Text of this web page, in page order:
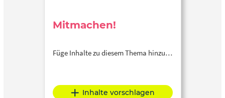
Mitmachen!
Füge Inhalte zu diesem Thema hinzu…
Inhalte vorschlagen